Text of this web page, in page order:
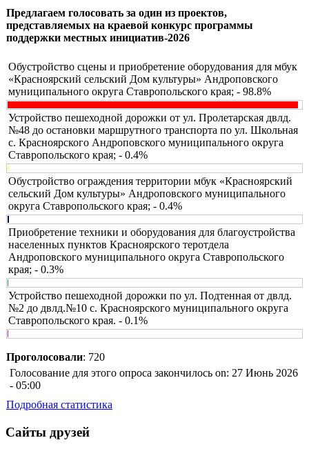
Предлагаем голосовать за один из проектов,
представляемых на краевой конкурс программы
поддержки местных инициатив-2026
Обустройство сцены и приобретение оборудования для мбук
«Красноярский сельский Дом культуры» Андроповского
муниципального округа Ставропольского края; - 98.8%
Устройство пешеходной дорожки от ул. Пролетарская двлд.
№48 до остановки маршрутного транспорта по ул. Школьная
с. Красноярского Андроповского муниципального округа
Ставропольского края; - 0.4%
Обустройство ограждения территории мбук «Красноярский
сельский Дом культуры» Андроповского муниципального
округа Ставропольского края; - 0.4%
Приобретение техники и оборудования для благоустройства
населенных пунктов Красноярского теротдела
Андроповского муниципального округа Ставропольского
края; - 0.3%
Устройство пешеходной дорожки по ул. Подтенная от двлд.
№2 до двлд.№10 с. Красноярского муниципального округа
Ставропольского края. - 0.1%
Проголосовали: 720
Голосование для этого опроса закончилось on: 27 Июнь 2026
- 05:00
Подробная статистика
Сайты друзей